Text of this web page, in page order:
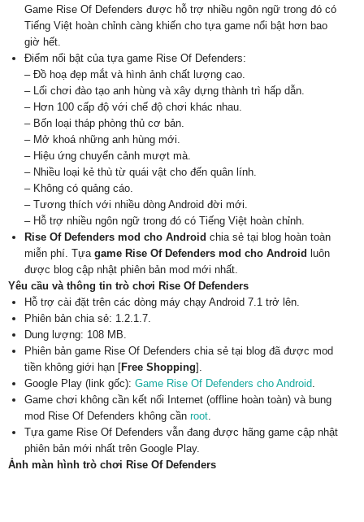
Game Rise Of Defenders được hỗ trợ nhiều ngôn ngữ trong đó có
Tiếng Việt hoàn chỉnh càng khiến cho tựa game nổi bật hơn bao
giờ hết.
Điểm nổi bật của tựa game Rise Of Defenders:
– Đồ hoạ đẹp mắt và hình ảnh chất lượng cao.
– Lối chơi đào tạo anh hùng và xây dựng thành trì hấp dẫn.
– Hơn 100 cấp độ với chế độ chơi khác nhau.
– Bốn loại tháp phòng thủ cơ bản.
– Mở khoá những anh hùng mới.
– Hiệu ứng chuyển cảnh mượt mà.
– Nhiều loại kẻ thù từ quái vật cho đến quân lính.
– Không có quảng cáo.
– Tương thích với nhiều dòng Android đời mới.
– Hỗ trợ nhiều ngôn ngữ trong đó có Tiếng Việt hoàn chỉnh.
Rise Of Defenders mod cho Android chia sẻ tại blog hoàn toàn
miễn phí. Tựa game Rise Of Defenders mod cho Android luôn
được blog cập nhật phiên bản mod mới nhất.
Yêu cầu và thông tin trò chơi Rise Of Defenders
Hỗ trợ cài đặt trên các dòng máy chạy Android 7.1 trở lên.
Phiên bản chia sẻ: 1.2.1.7.
Dung lượng: 108 MB.
Phiên bản game Rise Of Defenders chia sẻ tại blog đã được mod
tiền không giới hạn [Free Shopping].
Google Play (link gốc): Game Rise Of Defenders cho Android.
Game chơi không cần kết nối Internet (offline hoàn toàn) và bung
mod Rise Of Defenders không cần root.
Tựa game Rise Of Defenders vẫn đang được hãng game cập nhật
phiên bản mới nhất trên Google Play.
Ảnh màn hình trò chơi Rise Of Defenders